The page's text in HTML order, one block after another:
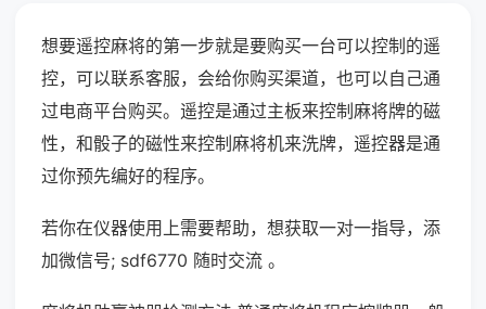
想要遥控麻将的第一步就是要购买一台可以控制的遥
控，可以联系客服，会给你购买渠道，也可以自己通
过电商平台购买。遥控是通过主板来控制麻将牌的磁
性，和骰子的磁性来控制麻将机来洗牌，遥控器是通
过你预先编好的程序。
若你在仪器使用上需要帮助，想获取一对一指导，添
加微信号; sdf6770 随时交流 。